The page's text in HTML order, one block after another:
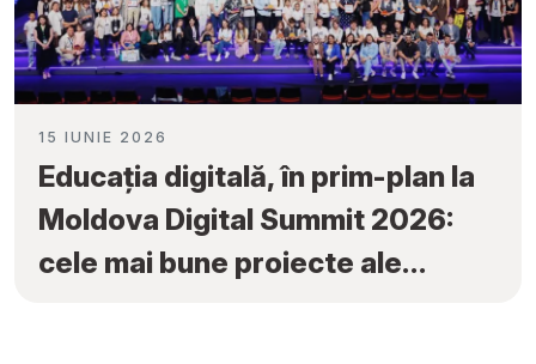
15 IUNIE 2026
Educația digitală, în prim-plan la
Moldova Digital Summit 2026:
cele mai bune proiecte ale